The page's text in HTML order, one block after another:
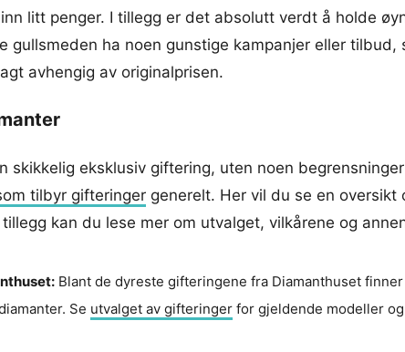
litt penger. I tillegg er det absolutt verdt å holde
gullsmeden ha noen gunstige kampanjer eller tilbud,
avhengig av originalprisen.
skikkelig eksklusiv giftering, uten noen
tilbyr gifteringer generelt. Her vil du se en oversikt
kan du lese mer om utvalget, vilkårene og
Blant de dyreste gifteringene fra Diamanthuset
Se utvalget av gifteringer for gjeldende modeller